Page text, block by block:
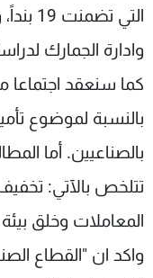
التي
وادارة الجمارك
كما سنعقد اجتماعا
بالنسبة لموضوع
بالصناعيين. أما
تتلخص بالآتي:
المعاملات وخلق